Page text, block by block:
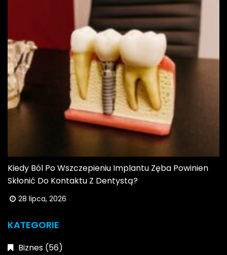
Kiedy Ból Po Wszczepieniu Implantu Zęba Powinien
Skłonić Do Kontaktu Z Dentystą?
28 lipca, 2026
KATEGORIE
Biznes (56)